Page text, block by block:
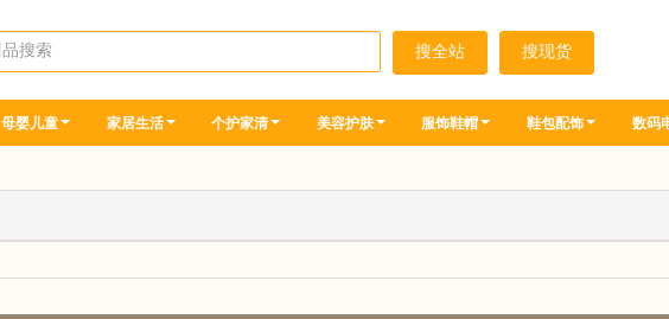
母婴儿童 家居生活 个护家清 美容护肤 服饰鞋帽 鞋包配饰 数码